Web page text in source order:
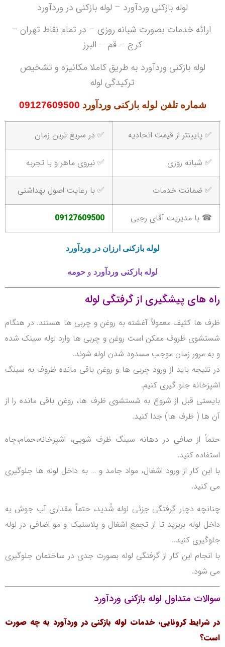
لوله بازکنی وردآورد – لوله بازکنی در وردآورد
ارائه خدمات بصورت شبانه روزی – در تمام نقاط تهران –
کرج – قم – البرز
لوله بازکنی وردآورد به طریق کاملا مکانیزه و تشخیص
ترکیدگی لوله
شماره تلفن لوله بازکنی وردآورد 09127609500
✅ پایینتر از قیمت اتحادیه ✅ در سریع ترین زمان
✅ شبانه روزی ✅ نیروی ماهر و با تجربه
✅ ضمانت خدمات ✅ با رعایت اصول بهداشتی
☎ با مدیریت آقای رجبی 09127609500
لوله بازکنی ارزان در وردآورد
لوله بازکنی وردآورد و حومه
راه های پیشگیری از گرفتگی لوله
ظرف ها کثیف معمولاً آغشته به روغن و چربی ها هستند. در هنگام
شستشوی ظروف ممکن است روغن و چربی ها وارد لوله سینک شده
و به مرور زمان موجب مسدود شدن لوله شوند.
در نتیجه باید از ورود چربی ها و روغن باقی مانده ظروف به سینگ
اشپزخانه جلو گیری کنیم.
بایستی قبل از شروع به شستشوی ظرف ها، روغن باقی مانده را از
آن ها ( ظرف ها) جدا کنید.
حتماً از صافی در دهانه سینگ ظرف شویی، اشپزخانه،حمام،چاه
استفاده کنید.
با این کار از ورود اشغال، مواد جامد و … به داخل لوله ها جلوگیری
می کنید.
چنانچه دچار گرفتگی جزئی لوله شُدید، حتماً مقداری آب جوش به
داخل لوله بریزید تا از تجمع اشغال و پلاستیک و مو اضافی در لوله
جلوگیری کنید..
با انجام این کار از گرفتگی لوله بصورت جدی در ساختمان جلوگیری
می شود.
سوالات متداول لوله بازکنی وردآورد
در شرایط کرونایی، خدمات لوله بازکنی در وردآورد به چه صورت
است؟